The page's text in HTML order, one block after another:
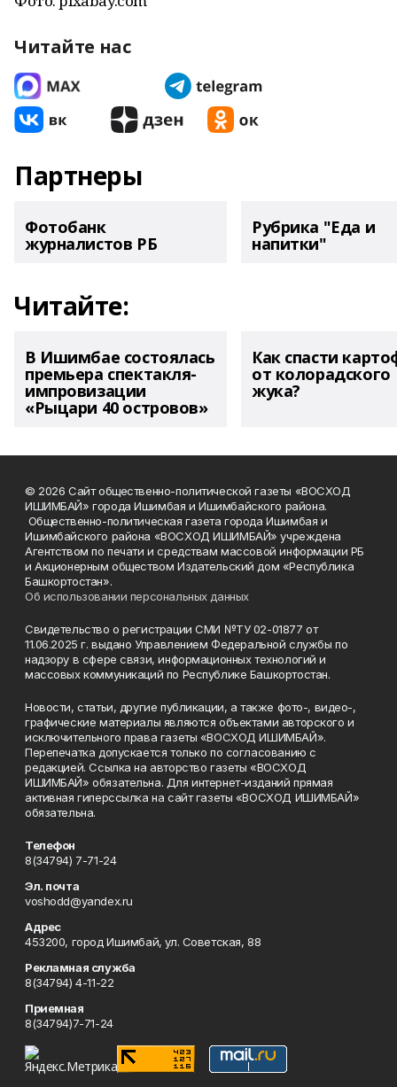
Читайте нас
Партнеры
Фотобанк
журналистов РБ
Рубрика "Еда и
напитки"
Читайте:
В Ишимбае состоялась
премьера спектакля-
импровизации
«Рыцари 40 островов»
Как спасти
от колорадского
жука?
© 2026 Сайт общественно-политической газеты «ВОСХОД
ИШИМБАЙ» города Ишимбая и Ишимбайского района.
Общественно-политическая газета города Ишимбая и
Ишимбайского района «ВОСХОД ИШИМБАЙ» учреждена
Агентством по печати и средствам массовой информации РБ
и Акционерным обществом Издательский дом «Республика
Башкортостан».
Об использовании персональных данных
Свидетельство о регистрации СМИ №ТУ 02-01877 от
11.06.2025 г. выдано Управлением Федеральной службы по
надзору в сфере связи, информационных технологий и
массовых коммуникаций по Республике Башкортостан.
Новости, статьи, другие публикации, а также фото-, видео-,
графические материалы являются объектами авторского и
исключительного права газеты «ВОСХОД ИШИМБАЙ».
Перепечатка допускается только по согласованию с
редакцией. Ссылка на авторство газеты «ВОСХОД
ИШИМБАЙ» обязательна. Для интернет-изданий прямая
активная гиперссылка на сайт газеты «ВОСХОД ИШИМБАЙ»
обязательна.
Телефон
8(34794) 7-71-24
Эл. почта
voshodd@yandex.ru
Адрес
453200, город Ишимбай, ул. Советская, 88
Рекламная служба
8(34794) 4-11-22
Приемная
8(34794)7-71-24